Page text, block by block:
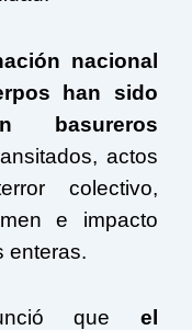
nacional
han sido
basureros
actos
colectivo,
e impacto
enteras.
que el